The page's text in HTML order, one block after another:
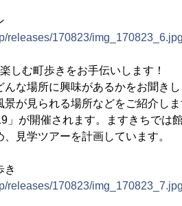
releases/170823/img_170823_6.jpg
しむ町歩きをお手伝いします！
な場所に興味があるかをお聞き
景が見られる場所などをご紹介し
」が開催されます。ますきちでは
見学ツアーを計画しています。
き
releases/170823/img_170823_7.jpg